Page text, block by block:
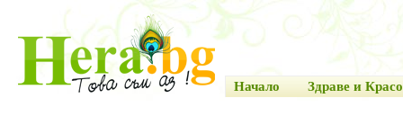
Начало Здраве и